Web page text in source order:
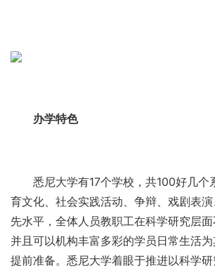
办学特色
悉尼大学有17个学校，共100好几个
育文化、社会实践活动、争辩、戏剧表
先水平，全体人员教职工在科学研究层
并且可以机构丰富多彩的学员日常生活
提前准备。悉尼大学着眼于推进以科学